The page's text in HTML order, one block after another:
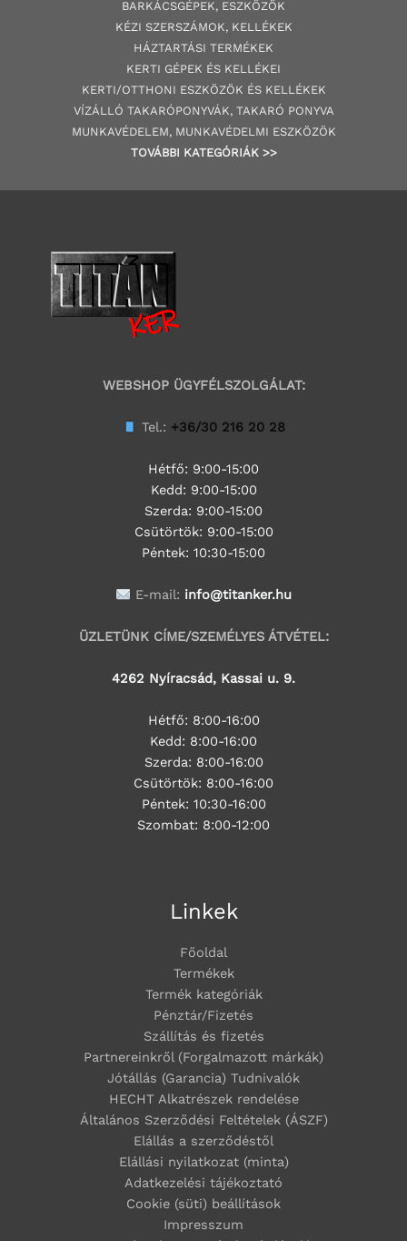
BARKÁCSGÉPEK, ESZKÖZÖK
KÉZI SZERSZÁMOK, KELLÉKEK
HÁZTARTÁSI TERMÉKEK
KERTI GÉPEK ÉS KELLÉKEI
KERTI/OTTHONI ESZKÖZÖK ÉS KELLÉKEK
VÍZÁLLÓ TAKARÓPONYVÁK, TAKARÓ PONYVA
MUNKAVÉDELEM, MUNKAVÉDELMI ESZKÖZÖK
TOVÁBBI KATEGÓRIÁK >>
WEBSHOP ÜGYFÉLSZOLGÁLAT:
Tel.: +36/30 216 20 28
Hétfő: 9:00-15:00
Kedd: 9:00-15:00
Szerda: 9:00-15:00
Csütörtök: 9:00-15:00
Péntek: 10:30-15:00
E-mail: info@titanker.hu
ÜZLETÜNK CÍME/SZEMÉLYES ÁTVÉTEL:
4262 Nyíracsád, Kassai u. 9.
Hétfő: 8:00-16:00
Kedd: 8:00-16:00
Szerda: 8:00-16:00
Csütörtök: 8:00-16:00
Péntek: 10:30-16:00
Szombat: 8:00-12:00
Linkek
Főoldal
Termékek
Termék kategóriák
Pénztár/Fizetés
Szállítás és fizetés
Partnereinkről (Forgalmazott márkák)
Jótállás (Garancia) Tudnivalók
HECHT Alkatrészek rendelése
Általános Szerződési Feltételek (ÁSZF)
Elállás a szerződéstől
Elállási nyilatkozat (minta)
Adatkezelési tájékoztató
Cookie (süti) beállítások
Impresszum